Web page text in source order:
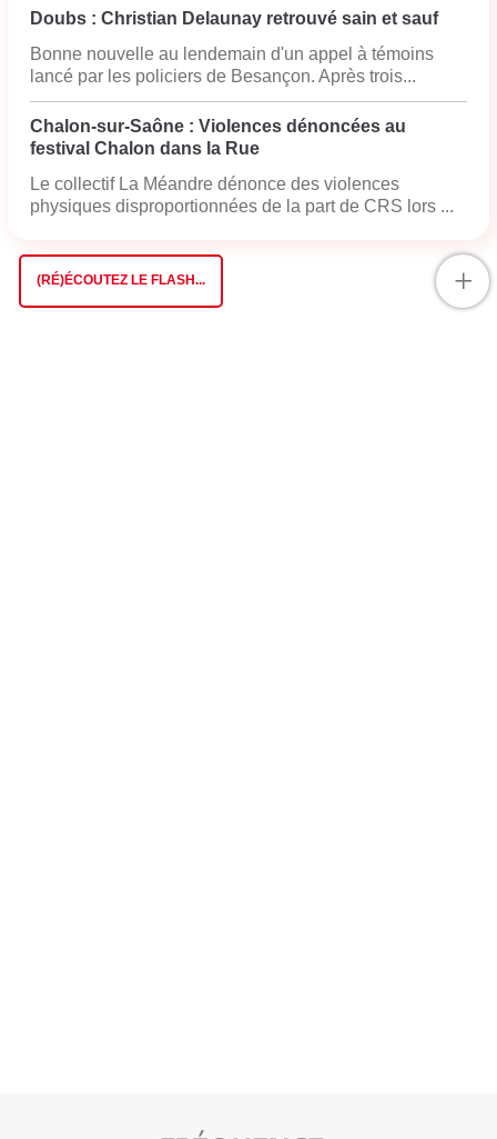
Doubs : Christian Delaunay retrouvé sain et sauf
Bonne nouvelle au lendemain d'un appel à témoins
lancé par les policiers de Besançon. Après trois...
Chalon-sur-Saône : Violences dénoncées au
festival Chalon dans la Rue
Le collectif La Méandre dénonce des violences
physiques disproportionnées de la part de CRS lors ...
(RÉ)ÉCOUTEZ LE FLASH... +